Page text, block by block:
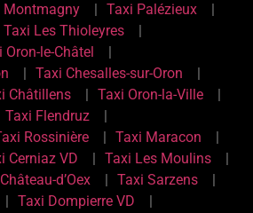
Montmagny
Taxi Palézieux
Taxi Les Thioleyres
Oron-le-Châtel
Taxi Chesalles-sur-Oron
Châtillens
Taxi Oron-la-Ville
Taxi Flendruz
Rossinière
Taxi Maracon
Cerniaz VD
Taxi Les Moulins
d’Oex
Taxi Sarzens
Taxi Dompierre VD